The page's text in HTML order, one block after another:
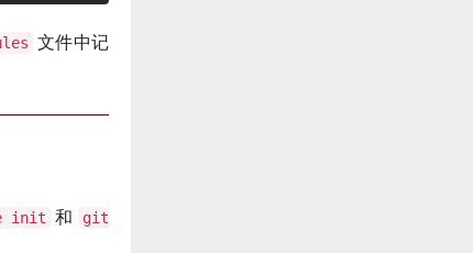
文件中记
init 和
git